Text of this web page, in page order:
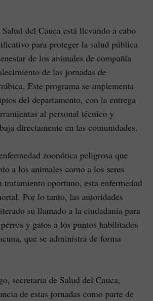
del Cauca está llevando a cabo
para proteger la salud pública
de los animales de compañía
de las jornadas de
Este programa se implementa
del departamento, con la entrega
al personal técnico y
directamente en las comunidades.
zoonótica peligrosa que
a los animales como a los seres
tratamiento oportuno, esta enfermedad
Por lo tanto, las autoridades
su llamado a la ciudadanía para
y gatos a los puntos habilitados
que se administra de forma
secretaria de Salud del Cauca,
de estas jornadas como parte de